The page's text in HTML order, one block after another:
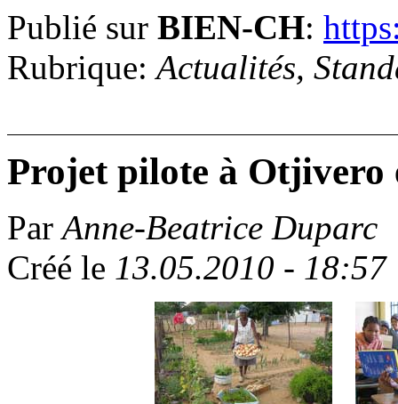
Publié sur BIEN-CH:
Rubrique:Actualités,
Projet pilote à Otjivero
ParAnne-Beatrice Duparc
Créé le 13.05.2010 - 18:57